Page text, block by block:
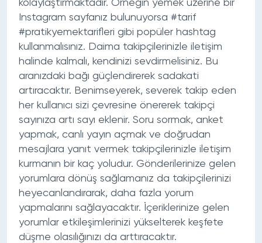
kolaylaştırmaktadır. Örneğin yemek üzerine bir
Instagram sayfanız bulunuyorsa #tarif
#pratikyemektarifleri gibi popüler hashtag
kullanmalısınız. Daima takipçilerinizle iletişim
halinde kalmalı, kendinizi sevdirmelisiniz. Bu
aranızdaki bağı güçlendirerek sadakati
artıracaktır. Benimseyerek, severek takip eden
her kullanıcı sizi çevresine önererek takipçi
sayınıza artı sayı eklenir. Soru sormak, anket
yapmak, canlı yayın açmak ve doğrudan
mesajlara yanıt vermek takipçilerinizle iletişim
kurmanın bir kaç yoludur. Gönderilerinize gelen
yorumlara dönüş sağlamanız da takipçilerinizi
heyecanlandırarak, daha fazla yorum
yapmalarını sağlayacaktır. İçeriklerinize gelen
yorumlar etkileşimlerinizi yükselterek keşfete
düşme olasılığınızı da arttıracaktır.